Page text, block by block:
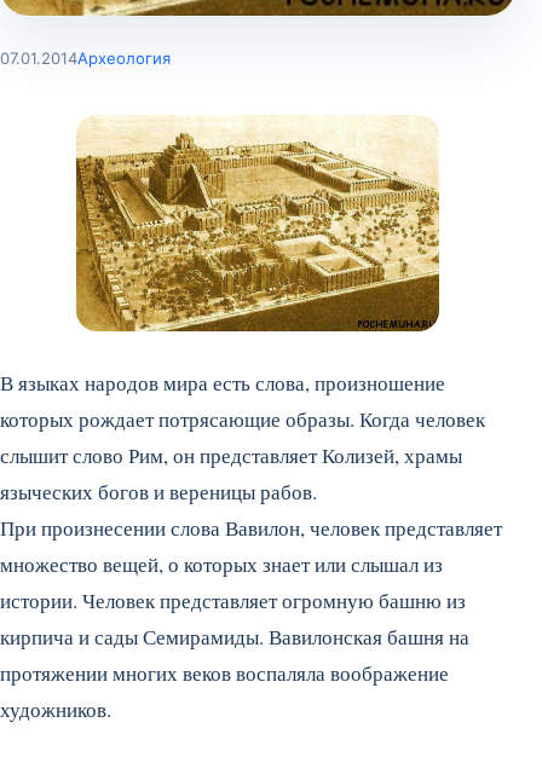
07.01.2014Археология
В языках народов мира есть слова, произношение
которых рождает потрясающие образы. Когда человек
слышит слово Рим, он представляет Колизей, храмы
языческих богов и вереницы рабов.
При произнесении слова Вавилон, человек представляет
множество вещей, о которых знает или слышал из
истории. Человек представляет огромную башню из
кирпича и сады Семирамиды. Вавилонская башня на
протяжении многих веков воспаляла воображение
художников.